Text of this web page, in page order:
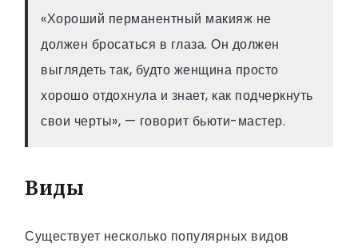
«Хороший перманентный макияж не
должен бросаться в глаза. Он должен
выглядеть так, будто женщина просто
хорошо отдохнула и знает, как подчеркнуть
свои черты», — говорит бьюти-мастер.
Виды
Существует несколько популярных видов